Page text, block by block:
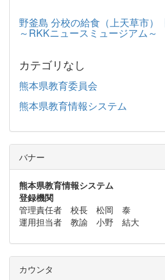
野釜島 分校の給食（上天草市）
～RKKニュースミュージアム～
カテゴリなし
熊本県教育委員会
熊本県教育情報システム
バナー
熊本県教育情報システム
登録機関
管理責任者 校長 松岡 泰
運用担当者 教諭 小野 結大
カウンタ